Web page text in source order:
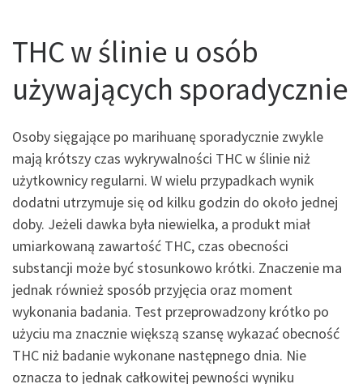
THC w ślinie u osób
używających sporadycznie
Osoby sięgające po marihuanę sporadycznie zwykle
mają krótszy czas wykrywalności THC w ślinie niż
użytkownicy regularni. W wielu przypadkach wynik
dodatni utrzymuje się od kilku godzin do około jednej
doby. Jeżeli dawka była niewielka, a produkt miał
umiarkowaną zawartość THC, czas obecności
substancji może być stosunkowo krótki. Znaczenie ma
jednak również sposób przyjęcia oraz moment
wykonania badania. Test przeprowadzony krótko po
użyciu ma znacznie większą szansę wykazać obecność
THC niż badanie wykonane następnego dnia. Nie
oznacza to jednak całkowitej pewności wyniku